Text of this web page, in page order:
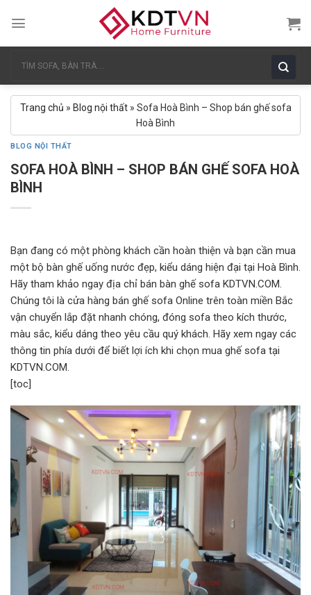
kiếm:
Trang chủ » Blog nội thất» Sofa Hoà Bình – Shop bán ghế sofa
Hoà Bình
BLOG NỘI THẤT
SOFA HOÀ BÌNH – SHOP BÁN GHẾ SOFA HOÀ
BÌNH
Bạn đang có một phòng khách cần hoàn thiện và bạn cần mua
một bộ bàn ghế uống nước đẹp, kiểu dáng hiện đại tại Hoà Bình.
Hãy tham khảo ngay địa chỉ bán bàn ghế sofa KDTVN.COM.
Chúng tôi là cửa hàng bán ghế sofa Online trên toàn miền Bắc
vận chuyển lắp đặt nhanh chóng, đóng sofa theo kích thước,
màu sắc, kiểu dáng theo yêu cầu quý khách. Hãy xem ngay các
thông tin phía dưới để biết lợi ích khi chọn mua ghế sofa tại
KDTVN.COM.
[toc]